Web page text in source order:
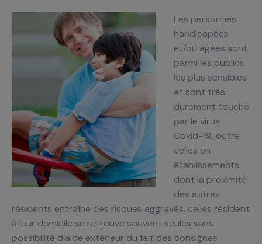
Les personnes
handicapées
et/ou âgées sont
parmi les publics
les plus sensibles
et sont très
durement touché
par le virus
Covid-19, outre
celles en
établissements
dont la proximité
des autres
résidents entraîne des risques aggravés, celles résident
à leur domicile se retrouve souvent seules sans
possibilité d’aide extérieur du fait des consignes